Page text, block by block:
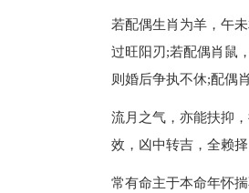
若配偶生肖为羊，午
过旺阳刃;若配偶肖鼠
则婚后争执不休;配偶
流月之气，亦能扶抑
效，凶中转吉，全赖择
常有命主于本命年怀